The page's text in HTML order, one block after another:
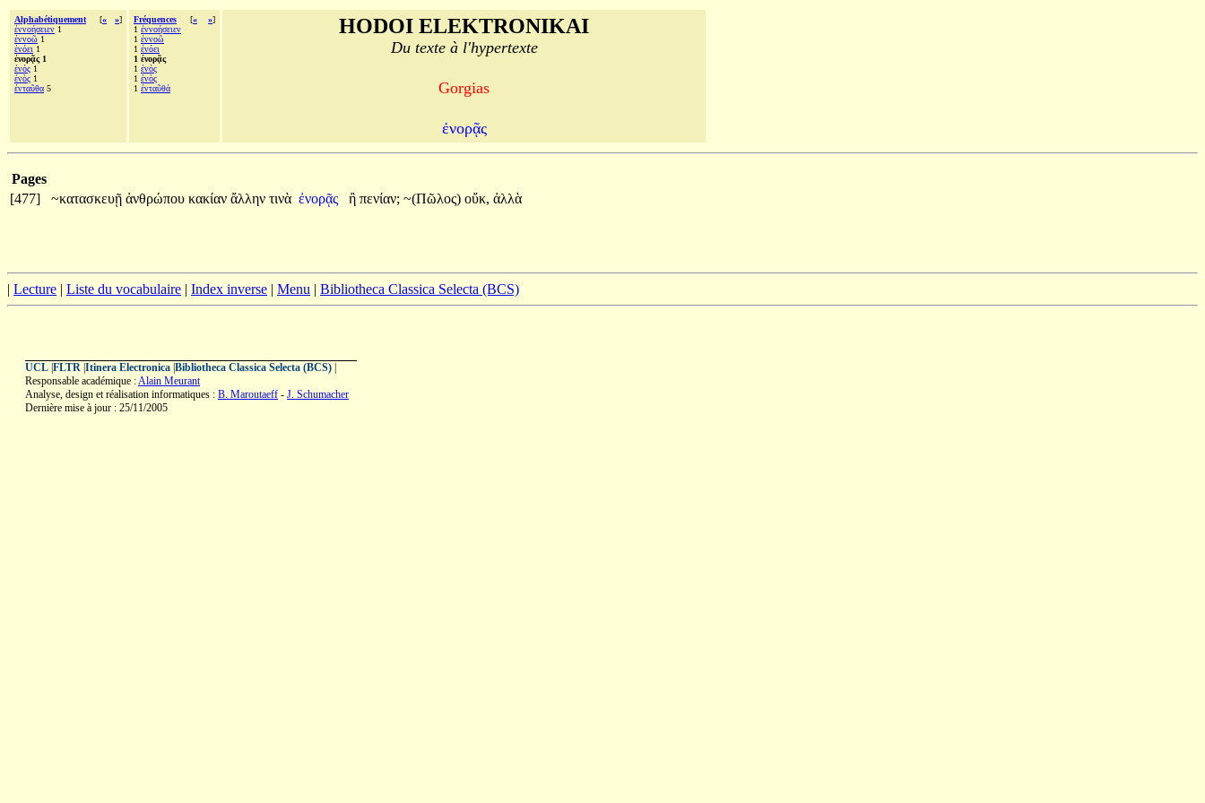
Alphabétiquement [« »]
ἐννοήσειεν 1
ἐννοῶ 1
ἐνόει 1
ἐνορᾷς 1
ἑνός 1
ἑνὸς 1
ἐνταῦθα 5
Fréquences [« »]
1 ἐννοήσειεν
1 ἐννοῶ
1 ἐνόει
1 ἐνορᾷς
1 ἑνός
1 ἑνὸς
1 ἐνταῦθά
HODOI ELEKTRONIKAI
Du texte à l'hypertexte
Gorgias
ἐνορᾷς
Pages
[477]
~κατασκευῇ ἀνθρώπου κακίαν ἄλλην τινὰ ἐνορᾷς ἢ πενίαν; ~(Πῶλος) οὔκ, ἀλλὰ
| Lecture | Liste du vocabulaire | Index inverse | Menu | Bibliotheca Classica Selecta (BCS)
UCL FLTR Itinera Electronica Bibliotheca Classica Selecta (BCS)
Responsable académique :Alain Meurant
Analyse, design et réalisation informatiques : B. Maroutaeff - J. Schumacher
Dernière mise à jour : 25/11/2005